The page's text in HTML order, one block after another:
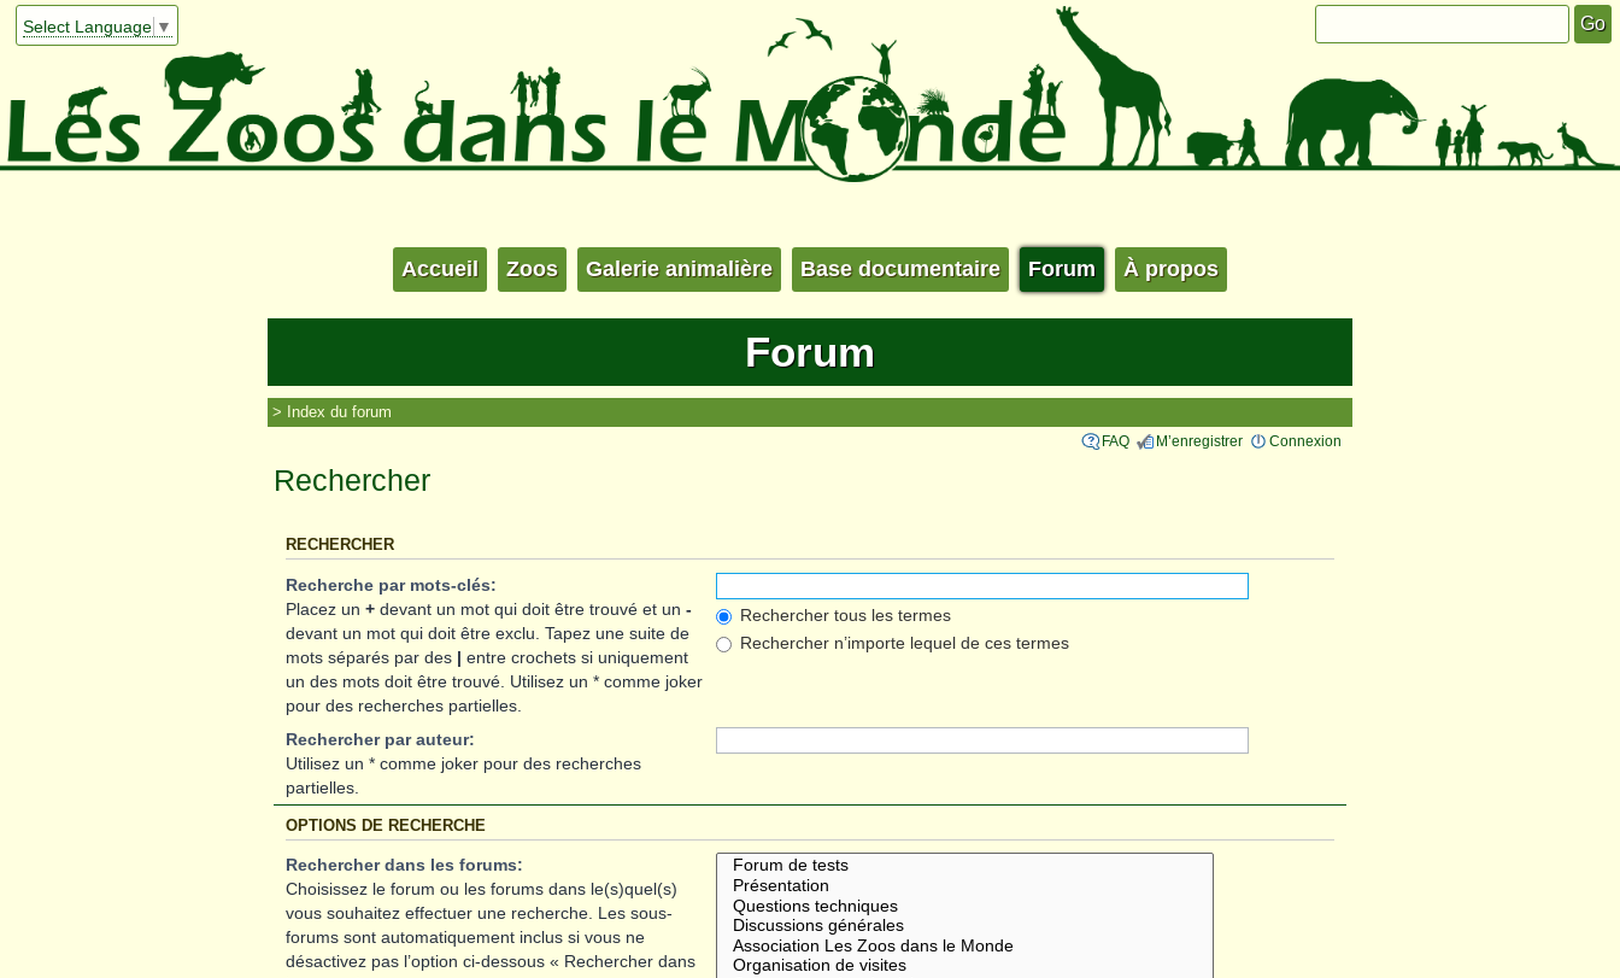
Select Language ▼
Accueil Zoos Galerie animalière Base documentaire Forum À propos
Forum
Index du forum
FAQ M’enregistrer Connexion
Rechercher
RECHERCHER
Recherche par mots-clés:
Placez un + devant un mot qui doit être trouvé et un -
devant un mot qui doit être exclu. Tapez une suite de
mots séparés par des | entre crochets si uniquement
un des mots doit être trouvé. Utilisez un * comme joker
pour des recherches partielles.
Rechercher tous les termes
Rechercher n’importe lequel de ces termes
Rechercher par auteur:
Utilisez un * comme joker pour des recherches
partielles.
OPTIONS DE RECHERCHE
Rechercher dans les forums:
Choisissez le forum ou les forums dans le(s)quel(s)
vous souhaitez effectuer une recherche. Les sous-
forums sont automatiquement inclus si vous ne
désactivez pas l’option ci-dessous « Rechercher dans